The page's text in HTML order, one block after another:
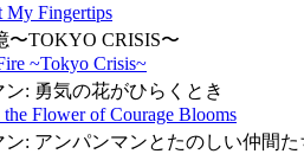
My Fingertips
〜TOKYO CRISIS〜
~Tokyo Crisis~
: 勇気の花がひらくとき
Flower of Courage Blooms
: アンパンマンとたのしい仲間た